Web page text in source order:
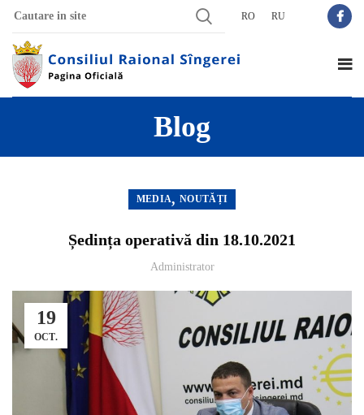
RO RU
Blog
MEDIA,NOUTĂȚI
Ședința operativă din 18.10.2021
Administrator
19
OCT.